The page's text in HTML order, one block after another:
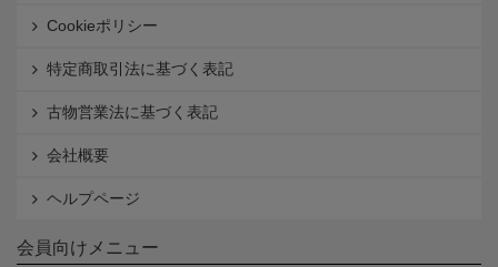
Cookieポリシー
特定商取引法に基づく表記
古物営業法に基づく表記
会社概要
ヘルプページ
会員向けメニュー